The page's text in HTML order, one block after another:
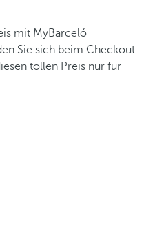
mit MyBarceló
Sie sich beim Checkout-
tollen Preis nur für